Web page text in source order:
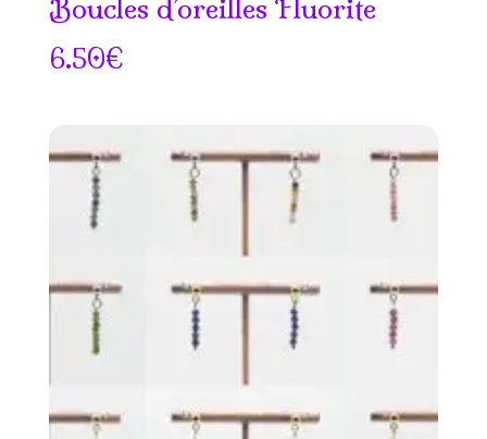
Boucles d’oreilles Fluorite
6.50€